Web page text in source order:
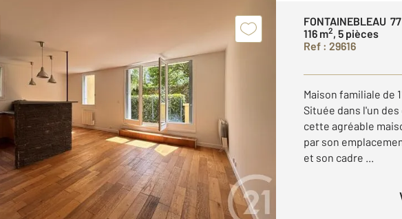
FONTAINEBLEAU 77
116 m2, 5 pièces
Ref : 29616
Maison familiale de
Située dans l'un
cette agréable
par son
et son cadre ...